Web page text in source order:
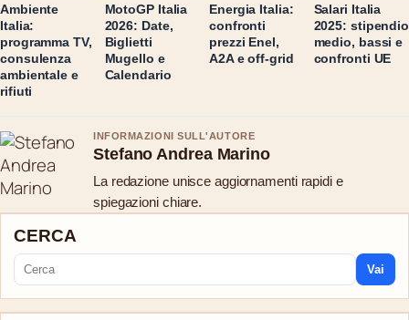
Ambiente
Italia:
programma TV,
consulenza
ambientale e
rifiuti
MotoGP Italia
2026: Date,
Biglietti
Mugello e
Calendario
Energia Italia:
confronti
prezzi Enel,
A2A e off-grid
Salari Italia
2025: stipendio
medio, bassi e
confronti UE
INFORMAZIONI SULL'AUTORE
Stefano Andrea Marino
La redazione unisce aggiornamenti rapidi e
spiegazioni chiare.
CERCA
Vai